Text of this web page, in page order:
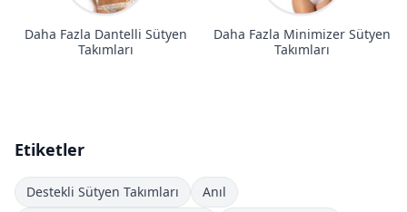
Daha Fazla Dantelli Sütyen
Takımları
Daha Fazla Minimizer Sütyen
Takımları
Etiketler
Destekli Sütyen Takımları
Anıl